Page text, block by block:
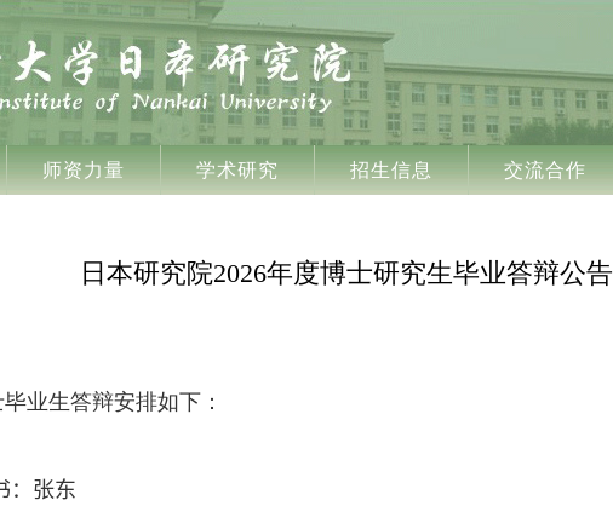
师资力量 学术研究 招生信息 交流合作
日本研究院2026年度博士研究生毕业答辩公告
业生答辩安排如下：
：张东